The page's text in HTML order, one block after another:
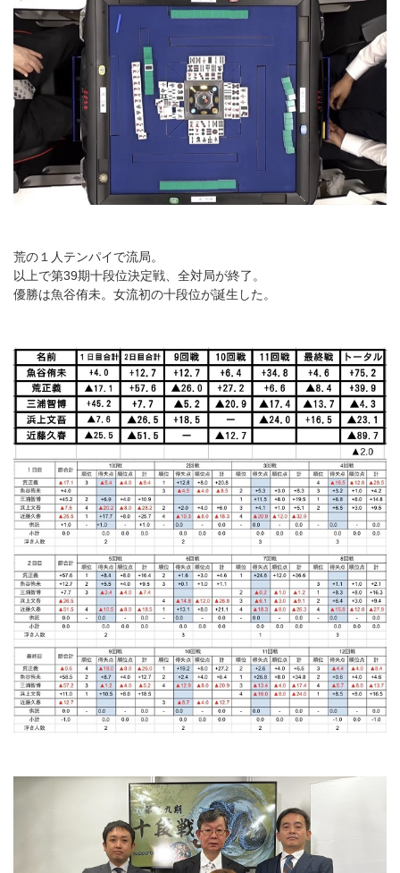
荒の１人テンパイで流局。
以上で第39期十段位決定戦、全対局が終了。
優勝は魚谷侑未。女流初の十段位が誕生した。